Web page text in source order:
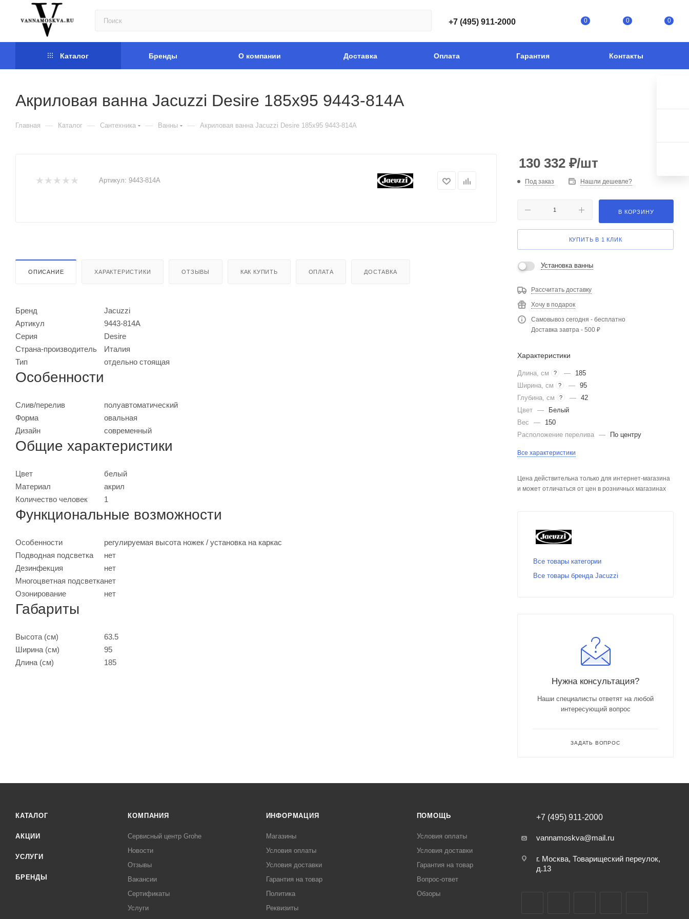
+7 (495) 911-2000 0 0 0
Каталог Бренды О компании Доставка Оплата Гарантия Контакты
Акриловая ванна Jacuzzi Desire 185x95 9443-814A
Главная — Каталог — Сантехника — Ванны — Акриловая ванна Jacuzzi Desire 185x95 9443-814A
Артикул: 9443-814A
ОПИСАНИЕ ХАРАКТЕРИСТИКИ ОТЗЫВЫ КАК КУПИТЬ ОПЛАТА ДОСТАВКА
Бренд
Jacuzzi
Артикул
9443-814A
Серия
Desire
Страна-производитель
Италия
Тип
отдельно стоящая
Особенности
Слив/перелив
полуавтоматический
Форма
овальная
Дизайн
современный
Общие характеристики
Цвет
белый
Материал
акрил
Количество человек
1
Функциональные возможности
Особенности
регулируемая высота ножек / установка на каркас
Подводная подсветка
нет
Дезинфекция
нет
Многоцветная подсветканет
Озонирование
нет
Габариты
Высота (см)
63.5
Ширина (см)
95
Длина (см)
185
130 332 ₽/шт
Под заказ Нашли дешевле?
В КОРЗИНУ
КУПИТЬ В 1 КЛИК
Установка ванны
Рассчитать доставку
Хочу в подарок
Самовывоз сегодня - бесплатно
Доставка завтра - 500 ₽
Характеристики
Длина, см ? —
185
Ширина, см
? — 95
Глубина, см
? — 42
Цвет —
Белый
Вес
—
150
Расположение перелива — По центру
Все характеристики
Цена действительна только для интернет-магазина
и может отличаться от цен в розничных магазинах
Все товары категории
Все товары бренда Jacuzzi
Нужна консультация?
Наши специалисты ответят на любой
интересующий вопрос
ЗАДАТЬ ВОПРОС
КАТАЛОГ
АКЦИИ
УСЛУГИ
БРЕНДЫ
КОМПАНИЯ
Сервисный центр Grohe
Новости
Отзывы
Вакансии
Сертификаты
Услуги
ИНФОРМАЦИЯ
Магазины
Условия оплаты
Условия доставки
Гарантия на товар
Политика
Реквизиты
ПОМОЩЬ
Условия оплаты
Условия доставки
Гарантия на товар
Вопрос-ответ
Обзоры
+7 (495) 911-2000
vannamoskva@mail.ru
г. Москва, Товарищеский переулок,
д.13